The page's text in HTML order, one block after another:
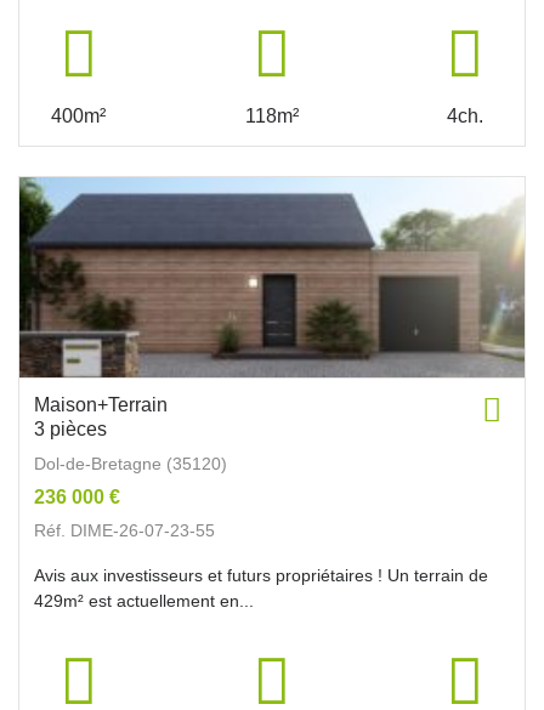
400m² 118m² 4ch.
Maison+Terrain
3 pièces
Dol-de-Bretagne (35120)
236 000 €
Réf. DIME-26-07-23-55
Avis aux investisseurs et futurs propriétaires ! Un terrain de
429m² est actuellement en...